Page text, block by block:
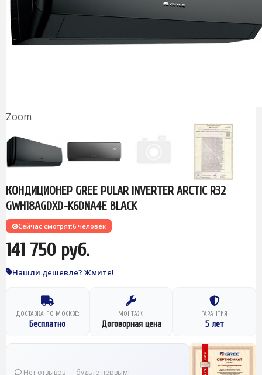
Zoom
КОНДИЦИОНЕР GREE PULAR INVERTER ARCTIC R32
GWH18AGDXD-K6DNA4E BLACK
Сейчас смотрят:6 человек
141 750 руб.
Нашли дешевле? Жмите!
ДОСТАВКА ПО МОСКВЕ:
Бесплатно
МОНТАЖ:
Договорная цена
ГАРАНТИЯ
5 лет
Нет отзывов — будьте первым!